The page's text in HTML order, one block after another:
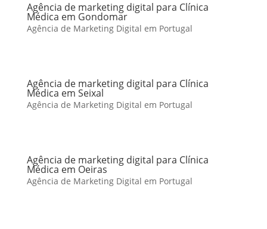
Agência de marketing digital para Clínica
Médica em Gondomar
Agência de Marketing Digital em Portugal
Agência de marketing digital para Clínica
Médica em Seixal
Agência de Marketing Digital em Portugal
Agência de marketing digital para Clínica
Médica em Oeiras
Agência de Marketing Digital em Portugal